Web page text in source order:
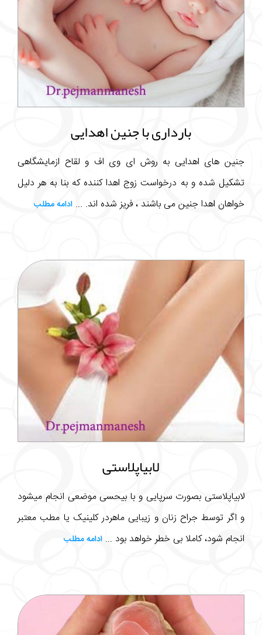
بارداری با جنین اهدایی
جنین های اهدایی به روش ای وی اف و لقاح ازمایشگاهی
تشکیل شده و به درخواست زوج اهدا کننده که بنا به هر دلیل
خواهان اهدا جنین می باشند ، فریز شده اند. ... ادامه مطلب
لابیاپلاستی
لابیاپلاستی بصورت سرپایی و با بیحسی موضعی انجام میشود
و اگر توسط جراح زنان و زیبایی ماهردر کلینیک یا مطب معتبر
انجام شود، کاملا بی خطر خواهد بود ... ادامه مطلب